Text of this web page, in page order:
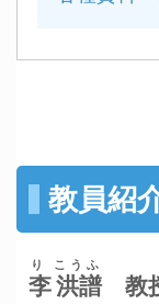
教員紹
李 洪譜
り こうふ
教授